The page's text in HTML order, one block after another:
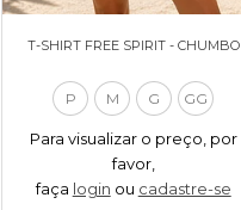
T-SHIRT FREE SPIRIT - CHUMBO
P M G GG
Para visualizar o preço, por
favor,
faça login ou cadastre-se